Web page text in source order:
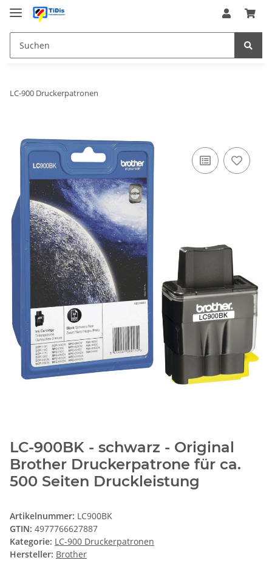
LC-900 Druckerpatronen
LC-900BK - schwarz - Original
Brother Druckerpatrone für ca.
500 Seiten Druckleistung
Artikelnummer: LC900BK
GTIN: 4977766627887
Kategorie: LC-900 Druckerpatronen
Hersteller: Brother